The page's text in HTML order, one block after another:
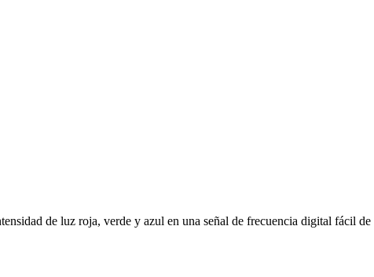
de luz roja, verde y azul en una señal de frecuencia digital fácil